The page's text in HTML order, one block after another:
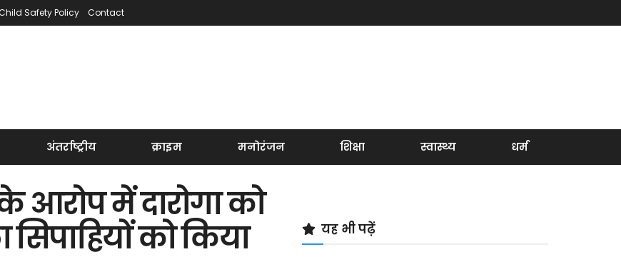
Safety Policy Contact
अंतर्राष्ट्रीय क्राइम मनोरंजन शिक्षा स्वास्थ्य धर्म
आरोप में दारोगा को
को किया
यह भी पढ़ें